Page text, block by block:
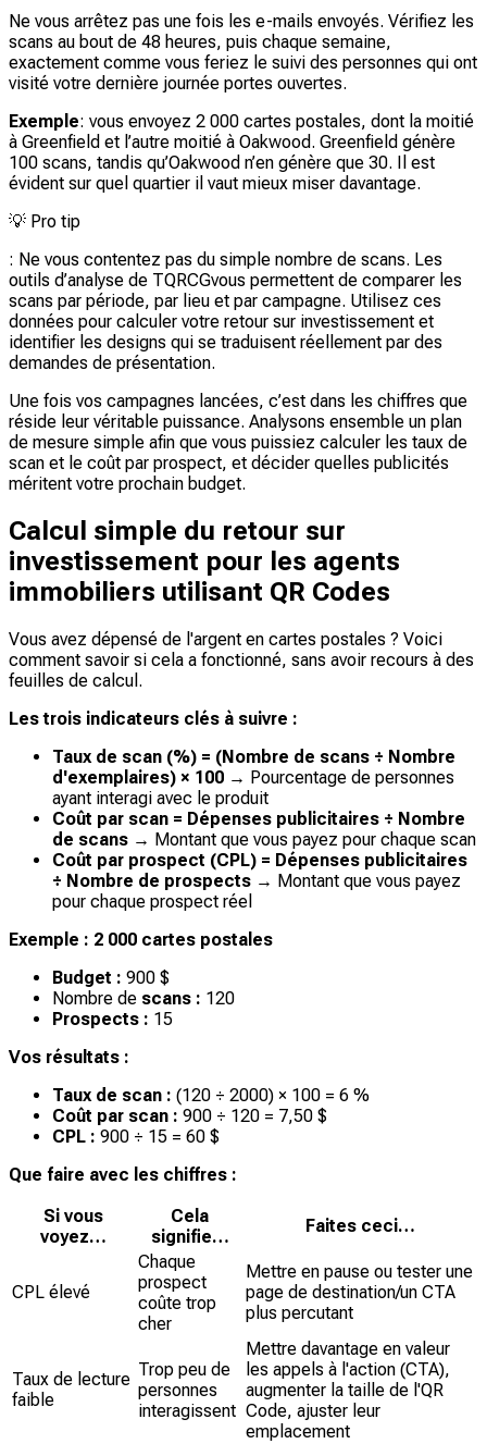
Ne vous arrêtez pas une fois les e-mails envoyés. Vérifiez les
scans au bout de 48 heures, puis chaque semaine,
exactement comme vous feriez le suivi des personnes qui ont
visité votre dernière journée portes ouvertes.
Exemple: vous envoyez 2 000 cartes postales, dont la moitié
à Greenfield et l’autre moitié à Oakwood. Greenfield génère
100 scans, tandis qu’Oakwood n’en génère que 30. Il est
évident sur quel quartier il vaut mieux miser davantage.
💡 Pro tip
: Ne vous contentez pas du simple nombre de scans. Les
outils d’analyse de TQRCGvous permettent de comparer les
scans par période, par lieu et par campagne. Utilisez ces
données pour calculer votre retour sur investissement et
identifier les designs qui se traduisent réellement par des
demandes de présentation.
Une fois vos campagnes lancées, c’est dans les chiffres que
réside leur véritable puissance. Analysons ensemble un plan
de mesure simple afin que vous puissiez calculer les taux de
scan et le coût par prospect, et décider quelles publicités
méritent votre prochain budget.
Calcul simple du retour sur
investissement pour les agents
immobiliers utilisant QR Codes
Vous avez dépensé de l'argent en cartes postales ? Voici
comment savoir si cela a fonctionné, sans avoir recours à des
feuilles de calcul.
Les trois indicateurs clés à suivre :
Taux de scan (%) = (Nombre de scans ÷ Nombre
d'exemplaires) × 100 → Pourcentage de personnes
ayant interagi avec le produit
Coût par scan = Dépenses publicitaires ÷ Nombre
de scans → Montant que vous payez pour chaque scan
Coût par prospect (CPL) = Dépenses publicitaires
÷ Nombre de prospects → Montant que vous payez
pour chaque prospect réel
Exemple : 2 000 cartes postales
Budget : 900 $
Nombre de scans : 120
Prospects : 15
Vos résultats :
Taux de scan : (120 ÷ 2000) × 100 = 6 %
Coût par scan : 900 ÷ 120 = 7,50 $
CPL : 900 ÷ 15 = 60 $
Que faire avec les chiffres :
Si vous
voyez…
Cela
signifie…
Faites ceci…
CPL élevé
Chaque
prospect
coûte trop
cher
Mettre en pause ou tester une
page de destination/un CTA
plus percutant
Taux de lecture
faible
Trop peu de
personnes
interagissent
Mettre davantage en valeur
les appels à l'action (CTA),
augmenter la taille de l'QR
Code, ajuster leur
emplacement